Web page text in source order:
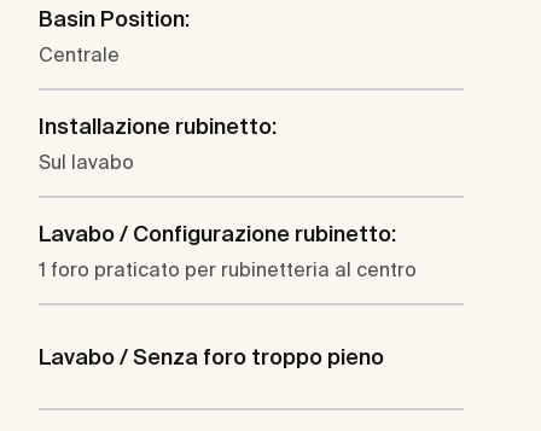
Basin Position:
Centrale
Installazione rubinetto:
Sul lavabo
Lavabo / Configurazione rubinetto:
1 foro praticato per rubinetteria al centro
Lavabo / Senza foro troppo pieno